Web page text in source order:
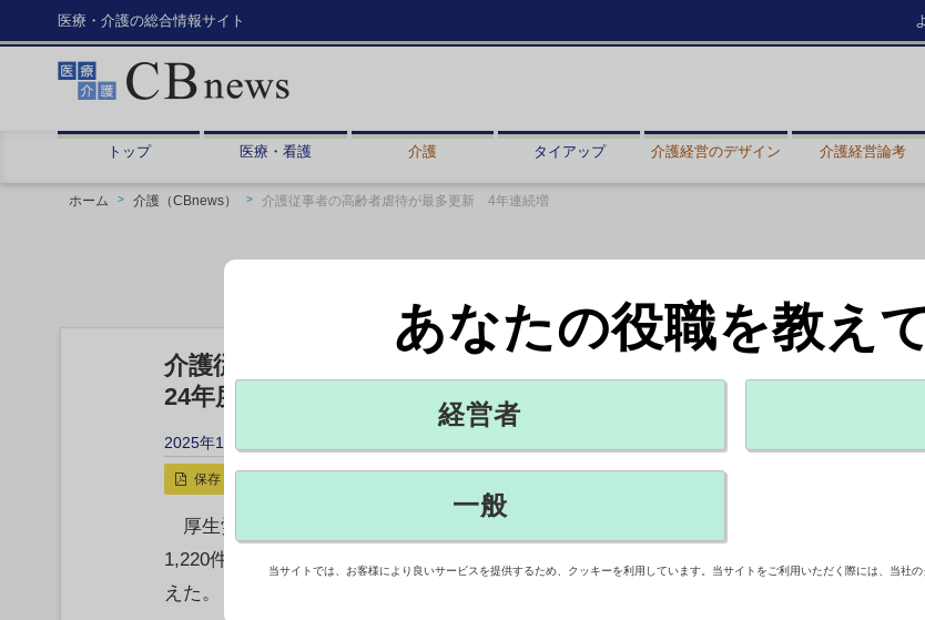
医療・介護の総合情報サイト
トップ 医療・看護 介護 タイアップ 介護経営のデザイン 介護経営論考
ホーム 介護（CBnews） 介護従事者の高齢者虐待が最多更新 4年連続増
介護従事者の高齢者虐待が最多更新 4年連続増
24年度に1,220件 厚労省調査
2025年12月26日 11:20
保存
厚生労働省は25日、介護施設・事業所の従事者による高齢者への虐待が2024年度に
1,220件認められ、過去最多を更新したと発表した。4年連続の増加で、前年度から97件増
えた。
あなたの役職を教え
経営者
一般
当サイトでは、お客様により良いサービスを提供するため、クッキーを利用しています。当サイトをご利用いただく際には、当社